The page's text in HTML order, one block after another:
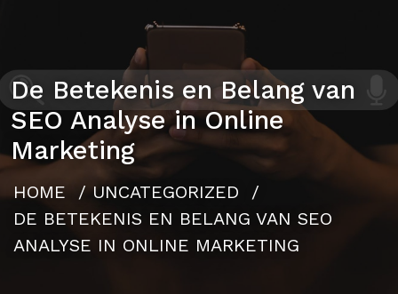
De Betekenis en Belang van
SEO Analyse in Online
Marketing
HOME /UNCATEGORIZED /
DE BETEKENIS EN BELANG VAN SEO
ANALYSE IN ONLINE MARKETING